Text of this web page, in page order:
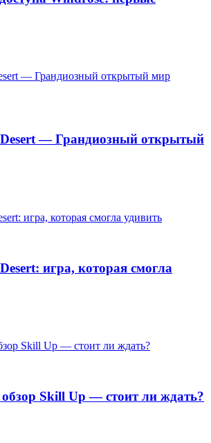
— Грандиозный открытый
игра, которая смогла
Skill Up — стоит ли ждать?